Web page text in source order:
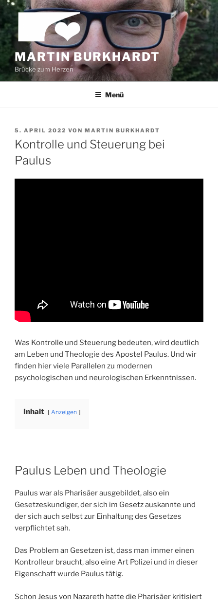
Zum
Inhalt
springen
MARTIN BURKHARDT
Brücke zum Herzen
Menü
VERÖFFENTLICHT
AM
5. APRIL 2022 VON MARTIN BURKHARDT
Kontrolle und Steuerung bei
Paulus
Was Kontrolle und Steuerung bedeuten, wird deutlich
am Leben und Theologie des Apostel Paulus. Und wir
finden hier viele Parallelen zu modernen
psychologischen und neurologischen Erkenntnissen.
Inhalt Anzeigen
Paulus Leben und Theologie
Paulus war als Pharisäer ausgebildet, also ein
Gesetzeskundiger, der sich im Gesetz auskannte und
der sich auch selbst zur Einhaltung des Gesetzes
verpflichtet sah.
Das Problem an Gesetzen ist, dass man immer einen
Kontrolleur braucht, also eine Art Polizei und in dieser
Eigenschaft wurde Paulus tätig.
Schon Jesus von Nazareth hatte die Pharisäer kritisiert